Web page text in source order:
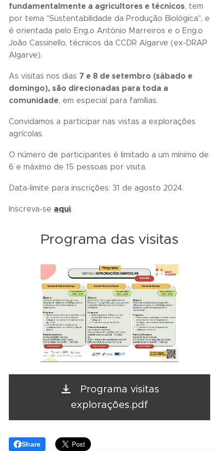
fundamentalmente a agricultores e técnicos, tem
por tema "Sustentabilidade da Produção Biológica", e
é orientada pelo Eng.o António Marreiros e o Eng.o
João Cassinello, técnicos da CCDR Algarve (ex-DRAP
Algarve).
As visitas nos dias 7 e 8 de setembro (sábado e
domingo), são direcionadas para toda a
comunidade, em especial para famílias.
Convidamos a participar nas vistas a explorações
agrícolas.
O número de participantes é limitado a um mínimo de
6 e máximo de 15 pessoas por visita.
Data-limite para inscrições: 31 de agosto 2024.
Inscreva-se aqui.
Programa das visitas
Programa visitas
explorações.pdf
Share